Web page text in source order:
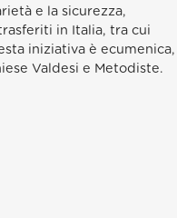
e la sicurezza,
in Italia, tra cui
iniziativa è ecumenica,
Valdesi e Metodiste.